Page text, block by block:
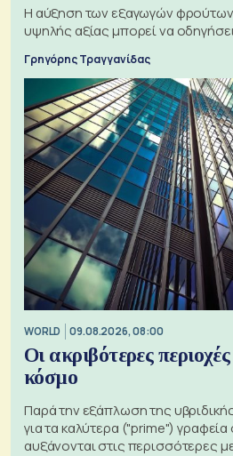
Η αύξηση των εξαγωγών φρούτων
υψηλής αξίας μπορεί να
Γρηγόρης Τραγγανίδας
WORLD 09.08.2026, 08:00
Οι ακριβότερες
κόσμο
Παρά την εξάπλωση της
για τα καλύτερα ("prime") γραφεία
αυξάνονται στις περισσότερες